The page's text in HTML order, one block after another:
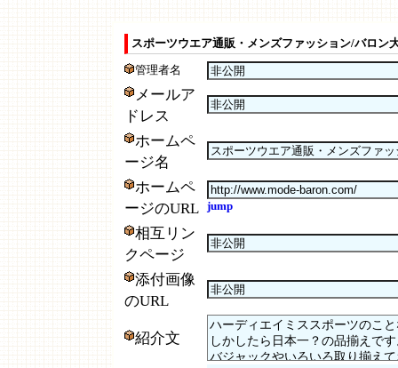
スポーツウエア通販・メンズファッション/バロン
管理者名
メールア
ドレス
ホームペ
ージ名
ホームペ
ージのURL jump
相互リン
クページ
添付画像
のURL
紹介文